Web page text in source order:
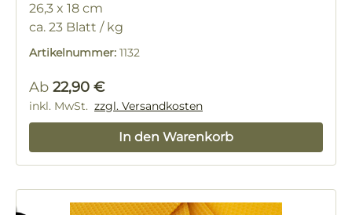
26,3 x 18 cm
ca. 23 Blatt / kg
Artikelnummer: 1132
Regulärer Preis:
Ab 22,90 €
inkl. MwSt. zzgl. Versandkosten
In den Warenkorb